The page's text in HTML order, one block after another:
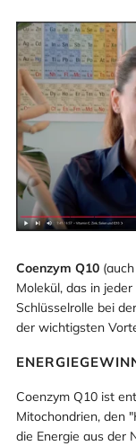
Coenzym Q10
Molekül, das in
Schlüsselrolle bei
der wichtigsten
Coenzym Q10 ist
Mitochondrien, den
die Energie aus der